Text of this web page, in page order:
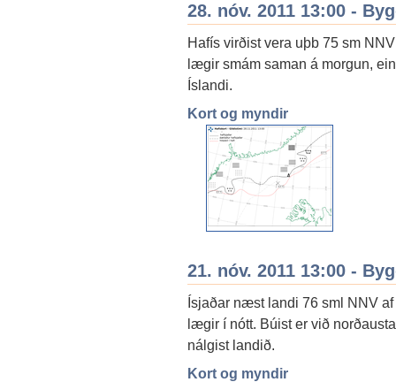
28. nóv. 2011 13:00 -
Hafís virðist vera uþb 75 sm
lægir smám saman á morgun,
Íslandi.
Kort og myndir
21. nóv. 2011 13:00 -
Ísjaðar næst landi 76 sml NNV
lægir í nótt. Búist er við
nálgist landið.
Kort og myndir